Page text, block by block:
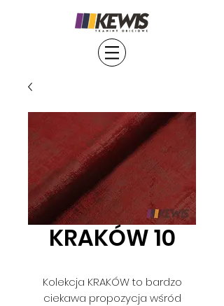
KRAKÓW 10
Kolekcja KRAKÓW to bardzo
ciekawa propozycja wśród